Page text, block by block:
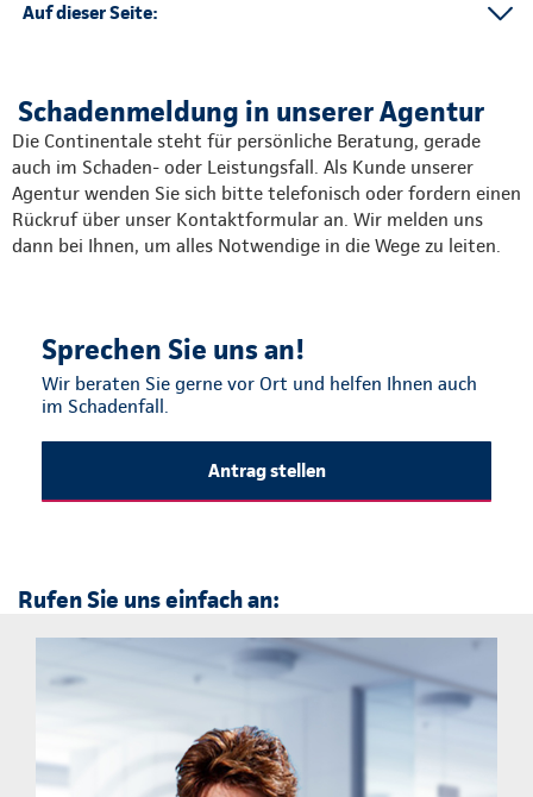
Auf dieser Seite:
Schadenmeldung in unserer Agentur
Die Continentale steht für persönliche Beratung, gerade
auch im Schaden- oder Leistungsfall. Als Kunde unserer
Agentur wenden Sie sich bitte telefonisch oder fordern einen
Rückruf über unser Kontaktformular an. Wir melden uns
dann bei Ihnen, um alles Notwendige in die Wege zu leiten.
Sprechen Sie uns an!
Wir beraten Sie gerne vor Ort und helfen Ihnen auch
im Schadenfall.
Antrag stellen
Rufen Sie uns einfach an: